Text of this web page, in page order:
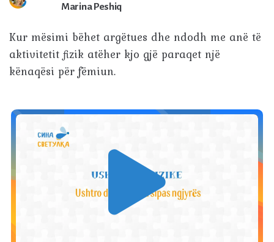
Marina Peshiq
Kur mësimi bëhet argëtues dhe ndodh me anë të
aktivitetit fizik atëher kjo gjë paraqet një
kënaqësi për fëmiun.